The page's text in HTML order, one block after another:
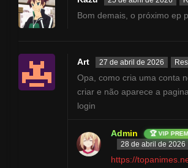
Bom demais, o próximo ep
Art 27 de abril de 2026
Opa, como cria uma conta
criar e não aparece a
login
Admin 🏆 VIP
28 de abril de 2026
https://